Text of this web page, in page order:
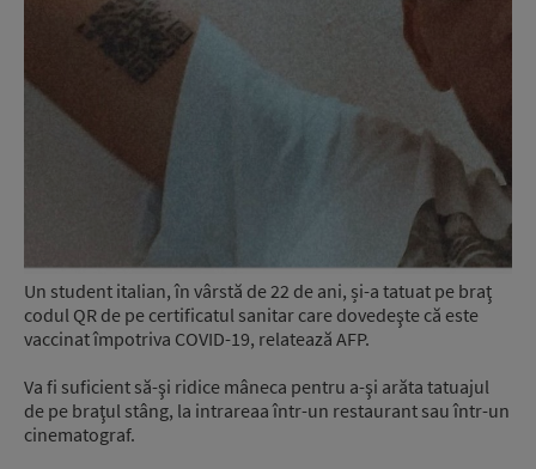
Un student italian, în vârstă de 22 de ani, și-a tatuat pe braţ
codul QR de pe certificatul sanitar care dovedeşte că este
vaccinat împotriva COVID-19, relatează AFP.
Va fi suficient să-şi ridice mâneca pentru a-şi arăta tatuajul
de pe braţul stâng, la intrareaa într-un restaurant sau într-un
cinematograf.